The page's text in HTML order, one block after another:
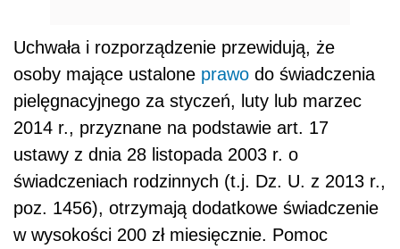
Uchwała i rozporządzenie przewidują, że
osoby mające ustalone prawo do świadczenia
pielęgnacyjnego za styczeń, luty lub marzec
2014 r., przyznane na podstawie art. 17
ustawy z dnia 28 listopada 2003 r. o
świadczeniach rodzinnych (t.j. Dz. U. z 2013 r.,
poz. 1456), otrzymają dodatkowe świadczenie
w wysokości 200 zł miesięcznie. Pomoc